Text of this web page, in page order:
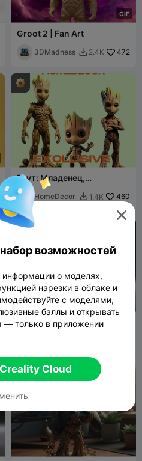
GIF
Groot 2 | Fan Art
3DMadness  2.4K 472
Грут: Младенец,
подросток, взрослый — 3
модели с подставкой
HomeDecor  1.4K 460
Грут Мститель и Страж

возможностей
информации о моделях,
нарезки в облаке и
с моделями,
баллы и открывать
— только в приложении
Cloud